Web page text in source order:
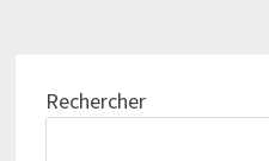
Rechercher